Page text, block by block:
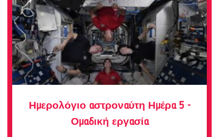
Ημερολόγιο αστροναύτη Ημέρα 5 -
Ομαδική εργασία